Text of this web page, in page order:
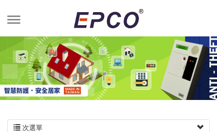
次選單